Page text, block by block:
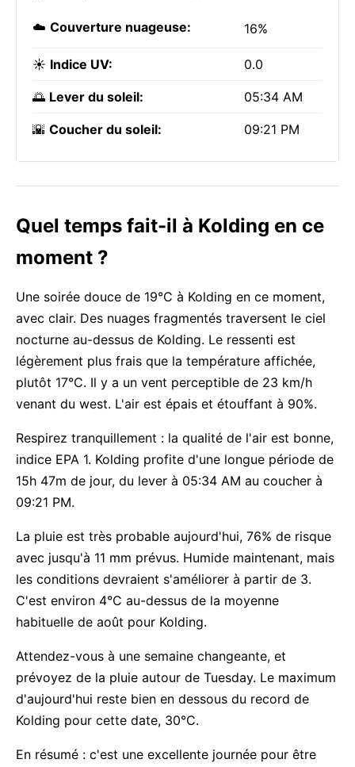
☁️ Couverture nuageuse: 16%
☀️ Indice UV: 0.0
🌅 Lever du soleil: 05:34 AM
🌇 Coucher du soleil: 09:21 PM
Quel temps fait-il à Kolding en ce
moment ?
Une soirée douce de 19°C à Kolding en ce moment,
avec clair. Des nuages fragmentés traversent le ciel
nocturne au-dessus de Kolding. Le ressenti est
légèrement plus frais que la température affichée,
plutôt 17°C. Il y a un vent perceptible de 23 km/h
venant du west. L'air est épais et étouffant à 90%.
Respirez tranquillement : la qualité de l'air est bonne,
indice EPA 1. Kolding profite d'une longue période de
15h 47m de jour, du lever à 05:34 AM au coucher à
09:21 PM.
La pluie est très probable aujourd'hui, 76% de risque
avec jusqu'à 11 mm prévus. Humide maintenant, mais
les conditions devraient s'améliorer à partir de 3.
C'est environ 4°C au-dessus de la moyenne
habituelle de août pour Kolding.
Attendez-vous à une semaine changeante, et
prévoyez de la pluie autour de Tuesday. Le maximum
d'aujourd'hui reste bien en dessous du record de
Kolding pour cette date, 30°C.
En résumé : c'est une excellente journée pour être